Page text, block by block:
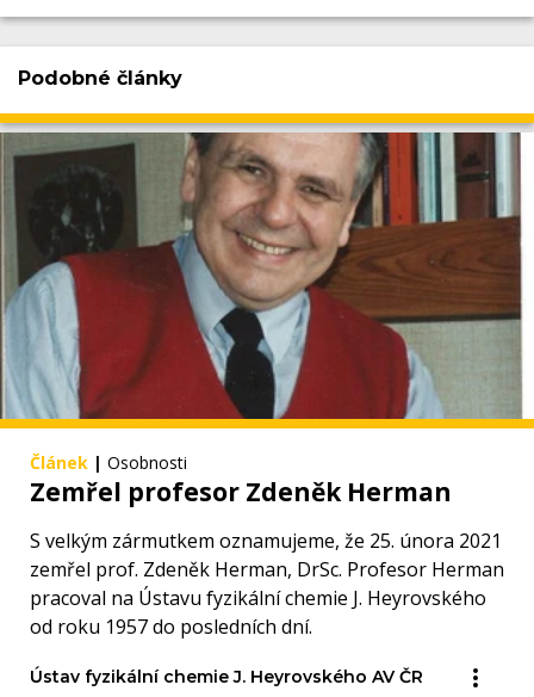
Podobné články
Článek | Osobnosti
Zemřel profesor Zdeněk Herman
S velkým zármutkem oznamujeme, že 25. února 2021
zemřel prof. Zdeněk Herman, DrSc. Profesor Herman
pracoval na Ústavu fyzikální chemie J. Heyrovského
od roku 1957 do posledních dní.
Ústav fyzikální chemie J. Heyrovského AV ČR